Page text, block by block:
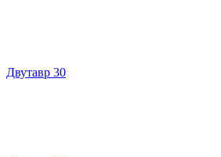
Двутавр 30